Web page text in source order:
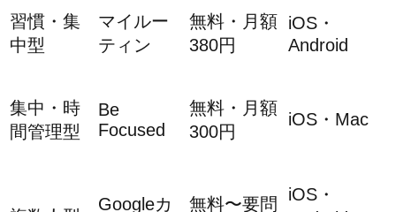
習慣・集
中型
マイルー
ティン
無料・月額
380円
iOS・
Android
集中・時
間管理型
Be
Focused
無料・月額
300円
iOS・Mac
Googleカ 無料〜要問
iOS・